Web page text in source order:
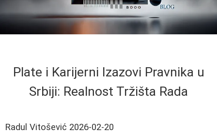
Plate i Karijerni Izazovi Pravnika u
Srbiji: Realnost Tržišta Rada
Radul Vitošević 2026-02-20